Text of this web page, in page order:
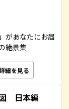
があなたにお届
絶景集
細を見る
日本編